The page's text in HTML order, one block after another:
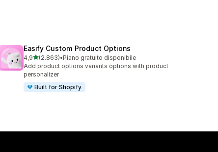
Easify Custom Product Options
4,9stelle su 5
(2.863)
2863 recensioni totali
•Piano gratuito disponibile
Add product options variants options with product
personalizer
Built for Shopify